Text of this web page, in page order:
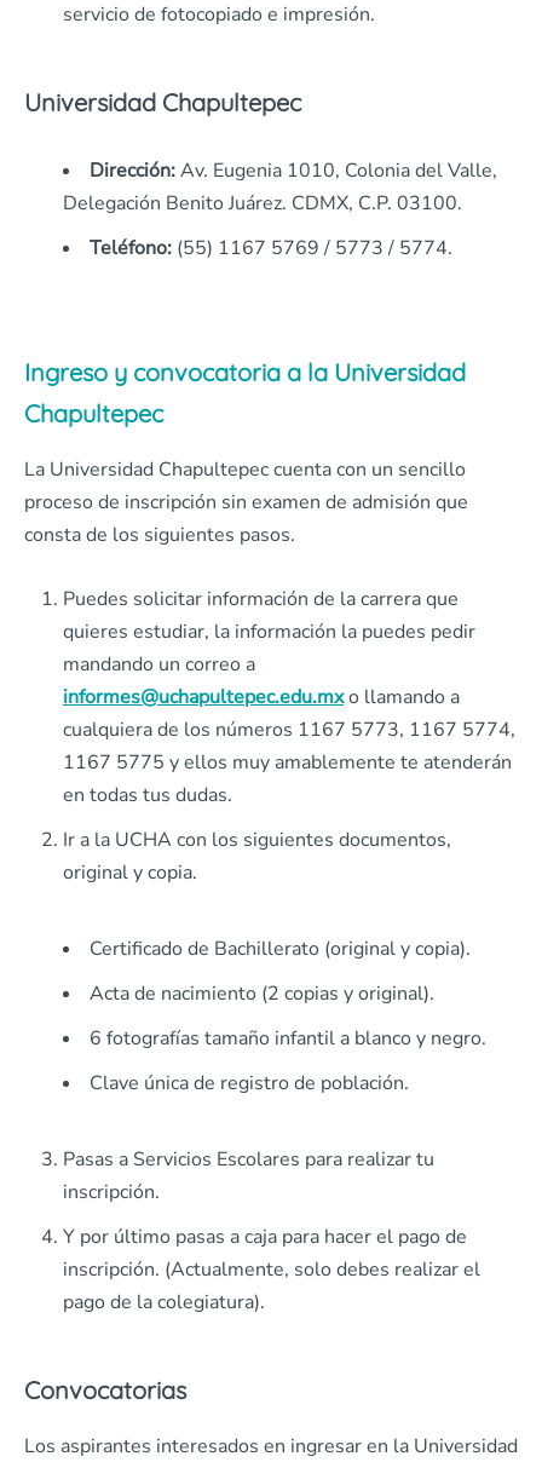
servicio de fotocopiado e impresión.
Universidad Chapultepec
Dirección:Av. Eugenia 1010, Colonia del Valle,
Delegación Benito Juárez. CDMX, C.P. 03100.
Teléfono: (55) 1167 5769 / 5773 / 5774.
Ingreso y convocatoria a la Universidad
Chapultepec
La Universidad Chapultepec cuenta con un sencillo
proceso de inscripción sin examen de admisión que
consta de los siguientes pasos.
Puedes solicitar información de la carrera que
quieres estudiar, la información la puedes pedir
mandando un correo a
informes@uchapultepec.edu.mxo llamando a
cualquiera de los números 1167 5773, 1167 5774,
1167 5775 y ellos muy amablemente te atenderán
en todas tus dudas.
Ir a la UCHA con los siguientes documentos,
original y copia.
Certificado de Bachillerato (original y copia).
Acta de nacimiento (2 copias y original).
6 fotografías tamaño infantil a blanco y negro.
Clave única de registro de población.
Pasas a Servicios Escolares para realizar tu
inscripción.
Y por último pasas a caja para hacer el pago de
inscripción. (Actualmente, solo debes realizar el
pago de la colegiatura).
Convocatorias
Los aspirantes interesados en ingresar en la Universidad